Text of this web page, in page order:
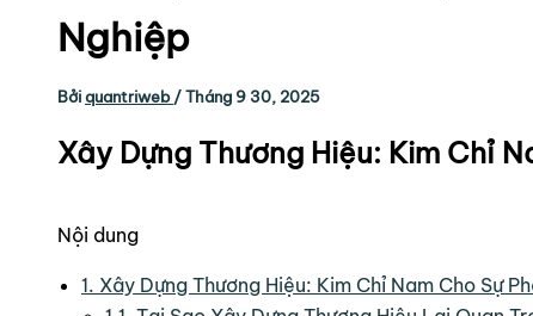
Nghiệp
Bởiquantriweb/Tháng 9 30, 2025
Xây Dựng Thương Hiệu: Kim Chỉ
Nội dung
1. Xây Dựng Thương Hiệu: Kim Chỉ Nam Cho Sự